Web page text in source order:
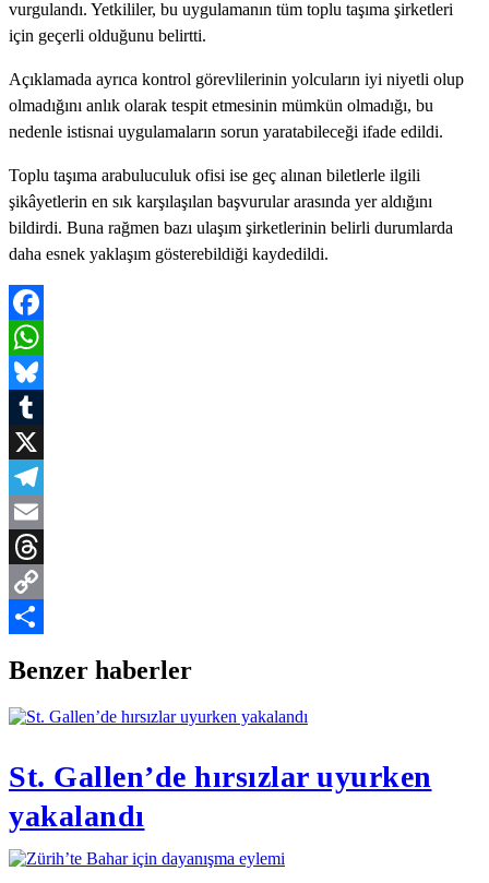
vurgulandı. Yetkililer, bu uygulamanın tüm toplu taşıma şirketleri
için geçerli olduğunu belirtti.
Açıklamada ayrıca kontrol görevlilerinin yolcuların iyi niyetli olup
olmadığını anlık olarak tespit etmesinin mümkün olmadığı, bu
nedenle istisnai uygulamaların sorun yaratabileceği ifade edildi.
Toplu taşıma arabuluculuk ofisi ise geç alınan biletlerle ilgili
şikâyetlerin en sık karşılaşılan başvurular arasında yer aldığını
bildirdi. Buna rağmen bazı ulaşım şirketlerinin belirli durumlarda
daha esnek yaklaşım gösterebildiği kaydedildi.
Facebook
WhatsApp
Bluesky
Tumblr
X
Telegram
Email
Threads
Copy
Benzer haberler
St. Gallen’de hırsızlar uyurken
yakalandı